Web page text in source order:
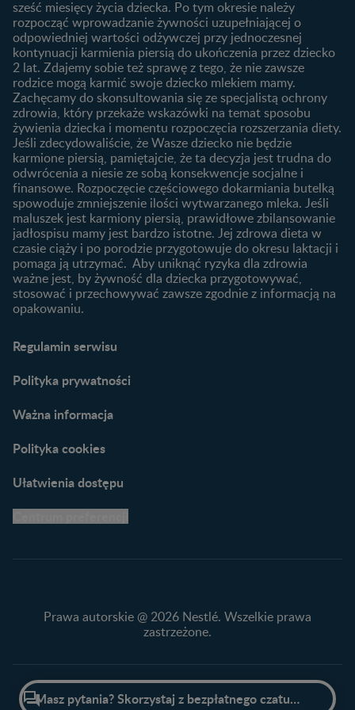
 Masz pytania? Skorzystaj z bezpłatnego czatu z ekspertem!
Planowanie urlopu
macierzyńskiego
Rozwój dziecka
Kalendarz rozwoju dziecka
Skoki rozwojowe
Ząbkowanie u niemowląt
Żywienie dziecka
10 sposobów jak poprawić
laktację
Jakie mleko następne
wybrać dla dziecka?
Jak rozszerzać dietę
niemowlaka?
Przydatne materiały dla
rodziców
Poradniki dla rodziców
Karty do zdjęć dla
Maluszka
Materiały do pobrania
Narzędzia dla rodziców
praktyczne wskazówki
sześć miesięcy życia dziecka. Po tym okresie należy
rozpocząć wprowadzanie żywności uzupełniającej o
odpowiedniej wartości odżywczej przy jednoczesnej
kontynuacji karmienia piersią do ukończenia przez dziecko
2 lat. Zdajemy sobie też sprawę z tego, że nie zawsze
rodzice mogą karmić swoje dziecko mlekiem mamy.
Zachęcamy do skonsultowania się ze specjalistą ochrony
zdrowia, który przekaże wskazówki na temat sposobu
żywienia dziecka i momentu rozpoczęcia rozszerzania diety.
Jeśli zdecydowaliście, że Wasze dziecko nie będzie
karmione piersią, pamiętajcie, że ta decyzja jest trudna do
odwrócenia a niesie ze sobą konsekwencje socjalne i
finansowe. Rozpoczęcie częściowego dokarmiania butelką
spowoduje zmniejszenie ilości wytwarzanego mleka. Jeśli
maluszek jest karmiony piersią, prawidłowe zbilansowanie
jadłospisu mamy jest bardzo istotne. Jej zdrowa dieta w
czasie ciąży i po porodzie przygotowuje do okresu laktacji i
pomaga ją utrzymać. Aby uniknąć ryzyka dla zdrowia
ważne jest, by żywność dla dziecka przygotowywać,
stosować i przechowywać zawsze zgodnie z informacją na
opakowaniu.
Regulamin serwisu
Polityka prywatności
Ważna informacja
Polityka cookies
Ułatwienia dostępu
Prawa autorskie @ 2026 Nestlé. Wszelkie prawa
zastrzeżone.
Przewiń do góry